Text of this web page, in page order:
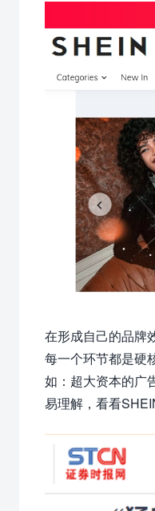
在形成自己的品牌
每一个环节都是硬
如：超大资本的广
易理解，看看